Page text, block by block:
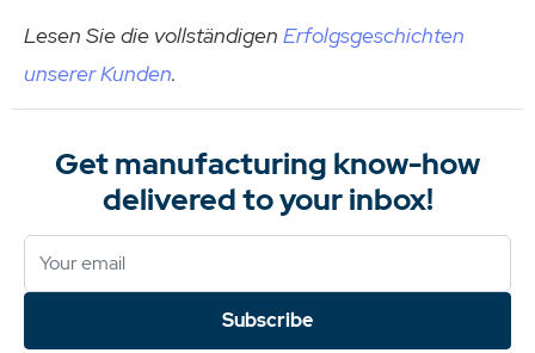
Lesen Sie die vollständigen Erfolgsgeschichten
unserer Kunden.
Get manufacturing know-how
delivered to your inbox!
Subscribe